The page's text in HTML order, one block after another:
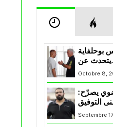
بوحلفاية
يتحدث عن
مع
و شباب
قسنطينة
Octobre 8,
يصرّح:
التوفيق
الكرة
في
Septembre